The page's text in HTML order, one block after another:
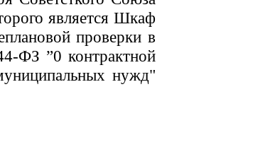
является Шкаф
проверки в
ФЗ ”0 контрактной
нужд"